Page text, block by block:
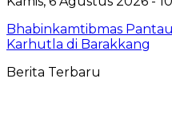
Bhabinkamtibmas
Karhutla di Barakkang
Berita Terbaru